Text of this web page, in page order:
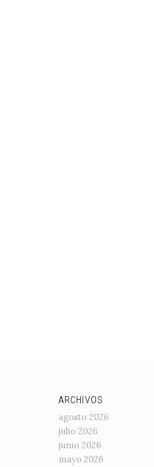
ARCHIVOS
agosto 2026
julio 2026
junio 2026
mayo 2026